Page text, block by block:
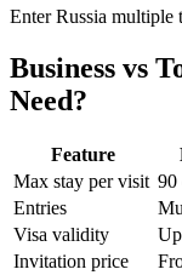
Enter Russia multiple
Business vs
Need?
Feature
Max stay per visit 90
Entries
Visa validity
Invitation price